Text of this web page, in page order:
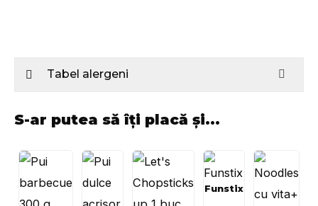
Tabel alergeni
S-ar putea să îți placă și...
Funstix